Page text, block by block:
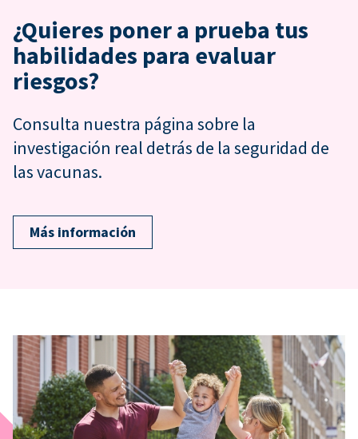
¿Quieres poner a prueba tus
habilidades para evaluar
riesgos?
Consulta nuestra página sobre la
investigación real detrás de la seguridad de
las vacunas.
Más información